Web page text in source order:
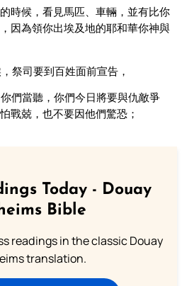
時候，看見馬匹、車輛，並有比你
因為領你出埃及地的耶和華你神與
祭司要到百姓面前宣告，
們當聽，你們今日將要與仇敵爭
戰兢，也不要因他們驚恐；
Today - Douay
Bible
readings in the classic Douay
translation.